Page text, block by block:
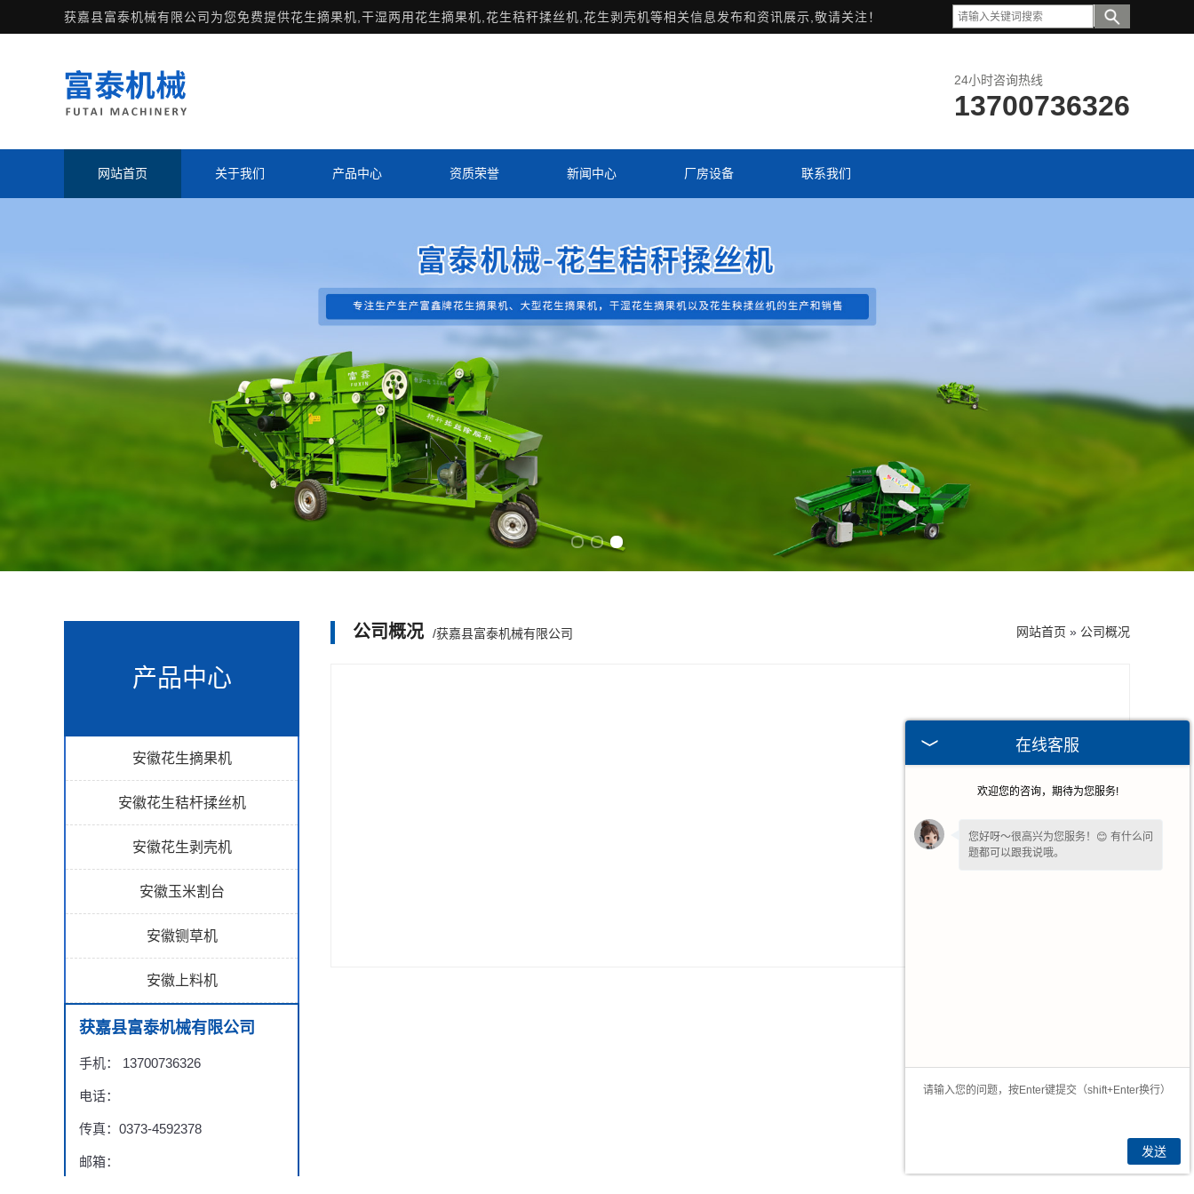
获嘉县富泰机械有限公司为您免费提供花生摘果机 ,干湿两用花生摘果机,花生秸秆揉丝机,花生剥壳机等相关信息发布和资讯展示,敬请关注！
24小时咨询热线
13700736326
网站首页 关于我们 产品中心 资质荣誉 新闻中心 厂房设备 联系我们
产品中心
安徽花生摘果机
安徽花生秸杆揉丝机
安徽花生剥壳机
安徽玉米割台
安徽铡草机
安徽上料机
获嘉县富泰机械有限公司
手机： 13700736326
电话：
传真：0373-4592378
邮箱：
公司概况 /获嘉县富泰机械有限公司 网站首页 » 公司概况
在线客服
欢迎您的咨询，期待为您服务!
您好呀～很高兴为您服务！😊 有什么问
题都可以跟我说哦。
发送